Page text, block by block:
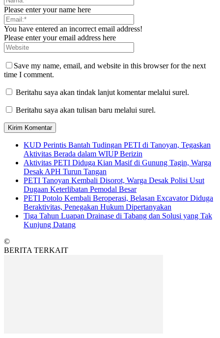
Please enter your name here
You have entered an incorrect email address!
Please enter your email address here
Save my name, email, and website in this browser for the next
time I comment.
Beritahu saya akan tindak lanjut komentar melalui surel.
Beritahu saya akan tulisan baru melalui surel.
KUD Perintis Bantah Tudingan PETI di Tanoyan, Tegaskan
Aktivitas Berada dalam WIUP Berizin
Aktivitas PETI Diduga Kian Masif di Gunung Tagin, Warga
Desak APH Turun Tangan
PETI Tanoyan Kembali Disorot, Warga Desak Polisi Usut
Dugaan Keterlibatan Pemodal Besar
PETI Potolo Kembali Beroperasi, Belasan Excavator Diduga
Beraktivitas, Penegakan Hukum Dipertanyakan
Tiga Tahun Luapan Drainase di Tabang dan Solusi yang Tak
Kunjung Datang
©
BERITA TERKAIT